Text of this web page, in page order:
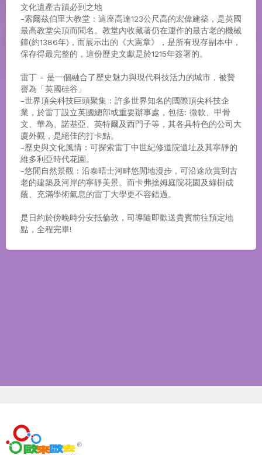
文化遺產古蹟必到之地
-索爾茲伯里大教堂 : 這座高達123公尺高的宏偉建築，是英國
最高教堂尖頂而聞名。教堂內收藏著仍在運作的最古老的機械
鐘(約1386年)，而展示出的《大憲章》，是所有現存副本中，
保存得最完整的，這份歷史文獻是於1215年簽署的。
雷丁 - 是一個融合了歷史魅力與現代科技活力的城市，被贊
譽為「英國硅谷」
-世界頂尖科技巨頭聚集 : 許多世界知名的國際頂尖科技企
業，於雷丁設立英國總部或重要辦事處，包括: 微軟、甲骨
文、華為、諾基亞、英特爾及西門子等，其各具特色的公司大
廈外觀，是絕佳的打卡點。
-歷史與文化風情 : 可探索雷丁中世紀修道院遺址及其寧靜的
維多利亞時代花園。
-悠閒自然景觀 : 沿泰晤士河畔悠閒地漫步，可沿途欣賞到古
老的建築及河岸的寧靜美景。而卡弗捨姆庭院花園及綠樹成
蔭、充滿學術氣息的雷丁大學更不容錯過。
是日約於傍晚時分安抵倫敦，司導隨即歡送貴賓前往預定地
點，全程完畢!